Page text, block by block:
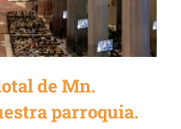
de Mn.
parroquia.